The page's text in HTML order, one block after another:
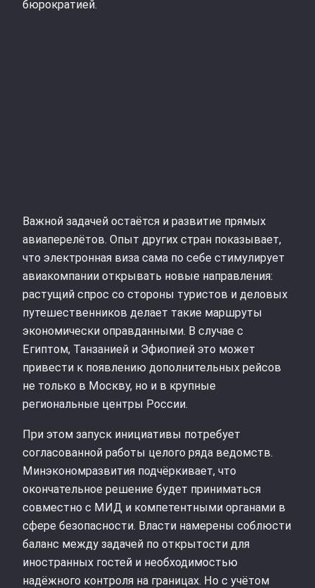
бюрократией.
Важной задачей остаётся и развитие прямых
авиаперелётов. Опыт других стран показывает,
что электронная виза сама по себе стимулирует
авиакомпании открывать новые направления:
растущий спрос со стороны туристов и деловых
путешественников делает такие маршруты
экономически оправданными. В случае с
Египтом, Танзанией и Эфиопией это может
привести к появлению дополнительных рейсов
не только в Москву, но и в крупные
региональные центры России.
При этом запуск инициативы потребует
согласованной работы целого ряда ведомств.
Минэкономразвития подчёркивает, что
окончательное решение будет приниматься
совместно с МИД и компетентными органами в
сфере безопасности. Власти намерены соблюсти
баланс между задачей по открытости для
иностранных гостей и необходимостью
надёжного контроля на границах. Но с учётом